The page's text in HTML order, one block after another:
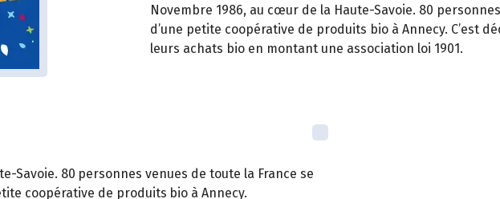
Novembre 1986, au cœur de la Haute-Savoie. 80
d’une petite coopérative de produits bio à Annecy. C’est
leurs achats bio en montant une association loi 1901.
Savoie. 80 personnes venues de toute la France se
coopérative de produits bio à Annecy.